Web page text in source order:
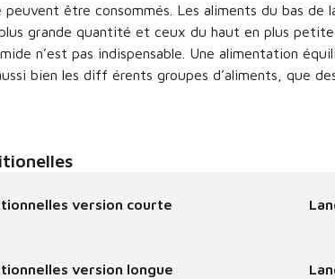
être consommés. Les aliments du bas de
grande quantité et ceux du haut en plus
n’est pas indispensable. Une alimentation
bien les diff érents groupes d’aliments, que
version courte
version longue